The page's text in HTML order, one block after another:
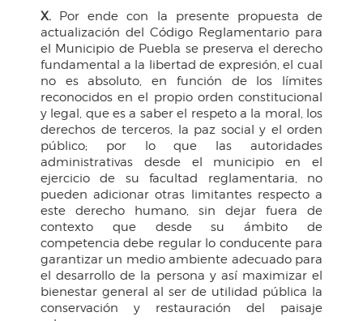
X. Por ende con la presente propuesta de
actualización del Código Reglamentario para
el Municipio de Puebla se preserva el derecho
fundamental a la libertad de expresión, el cual
no es absoluto, en función de los límites
reconocidos en el propio orden constitucional
y legal, que es a saber el respeto a la moral, los
derechos de terceros, la paz social y el orden
público; por lo que las autoridades
administrativas desde el municipio en el
ejercicio de su facultad reglamentaria, no
pueden adicionar otras limitantes respecto a
este derecho humano, sin dejar fuera de
contexto que desde su ámbito de
competencia debe regular lo conducente para
garantizar un medio ambiente adecuado para
el desarrollo de la persona y así maximizar el
bienestar general al ser de utilidad pública la
conservación y restauración del paisaje